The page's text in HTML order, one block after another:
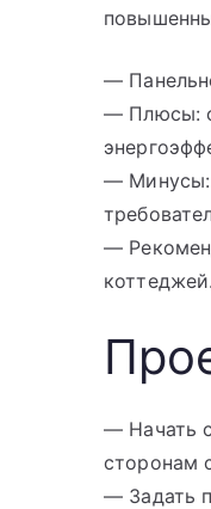
—
— Плюсы:
— Минусы:
—
коттеджей.
— Начать
сторонам
— Задать